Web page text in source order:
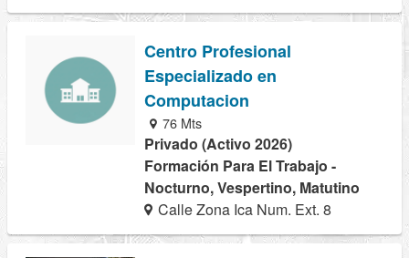
Centro Profesional
Especializado en
Computacion
76 Mts
Privado (Activo 2026)
Formación Para El Trabajo -
Nocturno, Vespertino, Matutino
Calle Zona Ica Num. Ext. 8